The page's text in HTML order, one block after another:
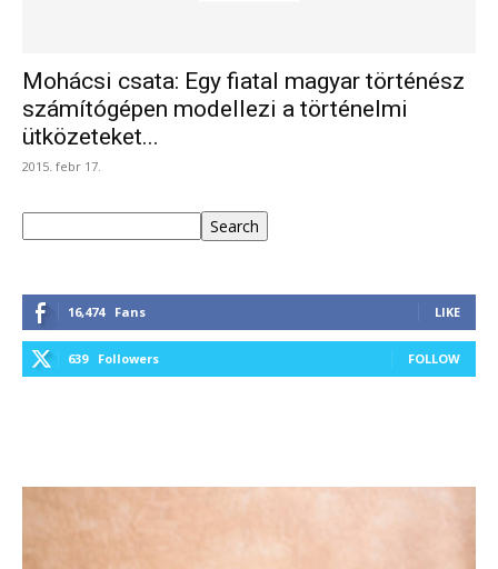
Mohácsi csata: Egy fiatal magyar történész
számítógépen modellezi a történelmi
ütközeteket...
2015. febr 17.
Search
16,474 Fans LIKE
639 Followers FOLLOW